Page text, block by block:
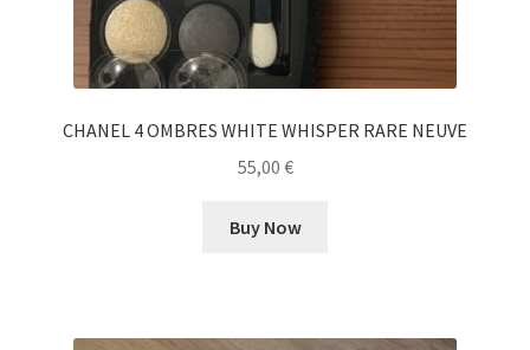
CHANEL 4 OMBRES WHITE WHISPER RARE NEUVE
55,00 €
Buy Now